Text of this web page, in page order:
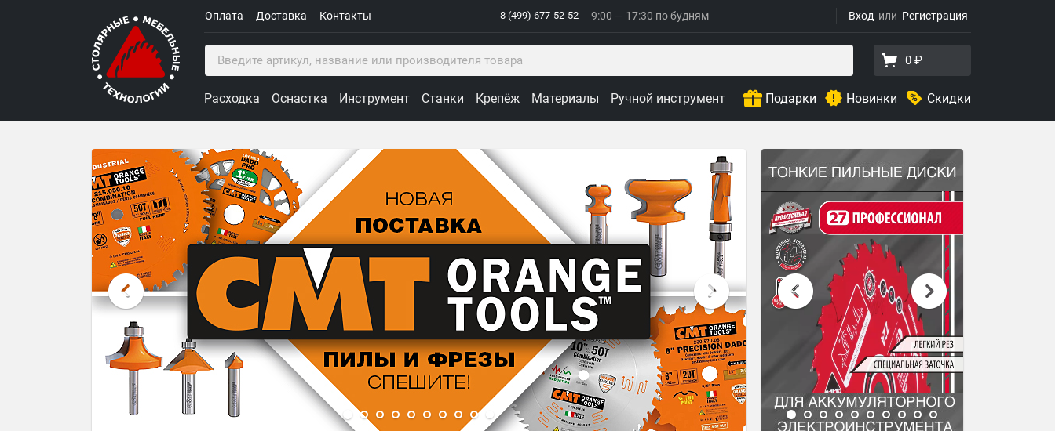
Оплата Доставка Контакты Вход Регистрация
8 (499) 677-52-52 9:00 — 17:30 по будням
0 ₽
Расходка Оснастка Инструмент Станки Крепёж Материалы Ручной инструмент Подарки Новинки Скидки
Столярные Мебельные Технологии
1 2 3 4 5 6 7 8 10